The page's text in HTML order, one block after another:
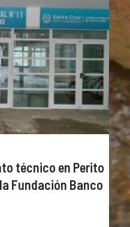
técnico en Perito
Fundación Banco